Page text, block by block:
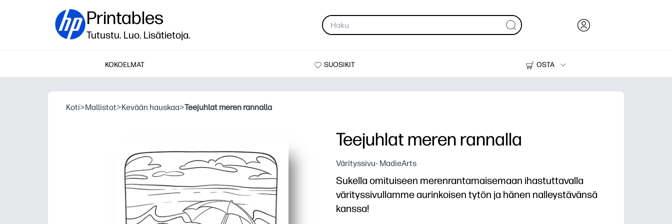
Printables
Tutustu. Luo. Lisätietoja.
KOKOELMAT SUOSIKIT
OSTA
Tulostimet
Koti>Mallistot>Kevään hauskaa>Teejuhlat meren rannalla
Teejuhlat meren rannalla
Värityssivu- MadieArts
Sukella omituiseen merenrantamaisemaan ihastuttavalla
värityssivullamme aurinkoisen tytön ja hänen nalleystävänsä
kanssa!